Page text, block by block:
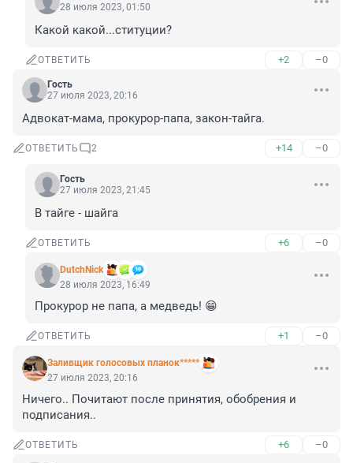
28 июля 2023, 01:50
Какой какой...ституции?
ОТВЕТИТЬ +2 –0
Гость
27 июля 2023, 20:16
Адвокат-мама, прокурор-папа, закон-тайга.
ОТВЕТИТЬ 2 +14 –0
Гость
27 июля 2023, 21:45
В тайге - шайга
ОТВЕТИТЬ +6 –0
DutchNick
28 июля 2023, 16:49
Прокурор не папа, а медведь! 😁
ОТВЕТИТЬ +1 –0
Заливщик голосовых планок*****
27 июля 2023, 20:16
Ничего.. Почитают после принятия, обобрения и
подписания..
ОТВЕТИТЬ +6 –0